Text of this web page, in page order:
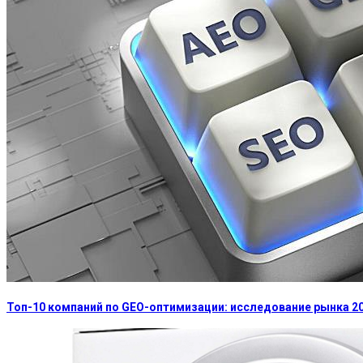
Топ-10 компаний по GEO-оптимизации: исследование рынка